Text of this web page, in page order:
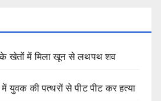
के खेतों में मिला खून से लथपथ शव
में युवक की पत्थरों से पीट पीट कर हत्या